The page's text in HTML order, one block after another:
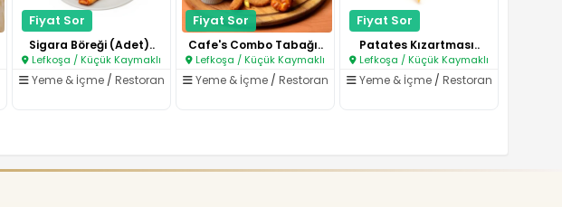
Fiyat Sor
Sigara Böreği (Adet)..
Lefkoşa / Küçük Kaymaklı
Yeme & İçme/ Restoran
Fiyat Sor
Cafe's Combo Tabağı..
Lefkoşa / Küçük Kaymaklı
Yeme & İçme/ Restoran
Fiyat Sor
Patates Kızartması..
Lefkoşa / Küçük Kaymaklı
Yeme & İçme/ Restoran